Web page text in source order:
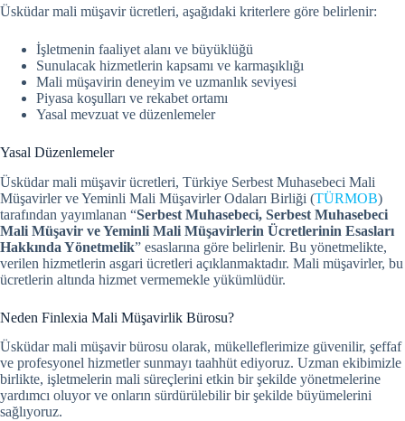
Üsküdar mali müşavir ücretleri, aşağıdaki kriterlere göre belirlenir:
İşletmenin faaliyet alanı ve büyüklüğü
Sunulacak hizmetlerin kapsamı ve karmaşıklığı
Mali müşavirin deneyim ve uzmanlık seviyesi
Piyasa koşulları ve rekabet ortamı
Yasal mevzuat ve düzenlemeler
Yasal Düzenlemeler
Üsküdar mali müşavir ücretleri, Türkiye Serbest Muhasebeci Mali
Müşavirler ve Yeminli Mali Müşavirler Odaları Birliği (TÜRMOB)
tarafından yayımlanan “Serbest Muhasebeci, Serbest Muhasebeci
Mali Müşavir ve Yeminli Mali Müşavirlerin Ücretlerinin Esasları
Hakkında Yönetmelik” esaslarına göre belirlenir. Bu yönetmelikte,
verilen hizmetlerin asgari ücretleri açıklanmaktadır. Mali müşavirler, bu
ücretlerin altında hizmet vermemekle yükümlüdür.
Neden Finlexia Mali Müşavirlik Bürosu?
Üsküdar mali müşavir bürosu olarak, mükelleflerimize güvenilir, şeffaf
ve profesyonel hizmetler sunmayı taahhüt ediyoruz. Uzman ekibimizle
birlikte, işletmelerin mali süreçlerini etkin bir şekilde yönetmelerine
yardımcı oluyor ve onların sürdürülebilir bir şekilde büyümelerini
sağlıyoruz.